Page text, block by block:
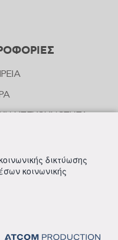
ΥΠΕΥΘΥΝΟΤΗΤΑ
δικτύωσης
κοινωνικής